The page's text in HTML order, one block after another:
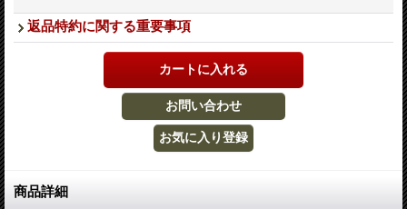
返品特約に関する重要事項
商品詳細